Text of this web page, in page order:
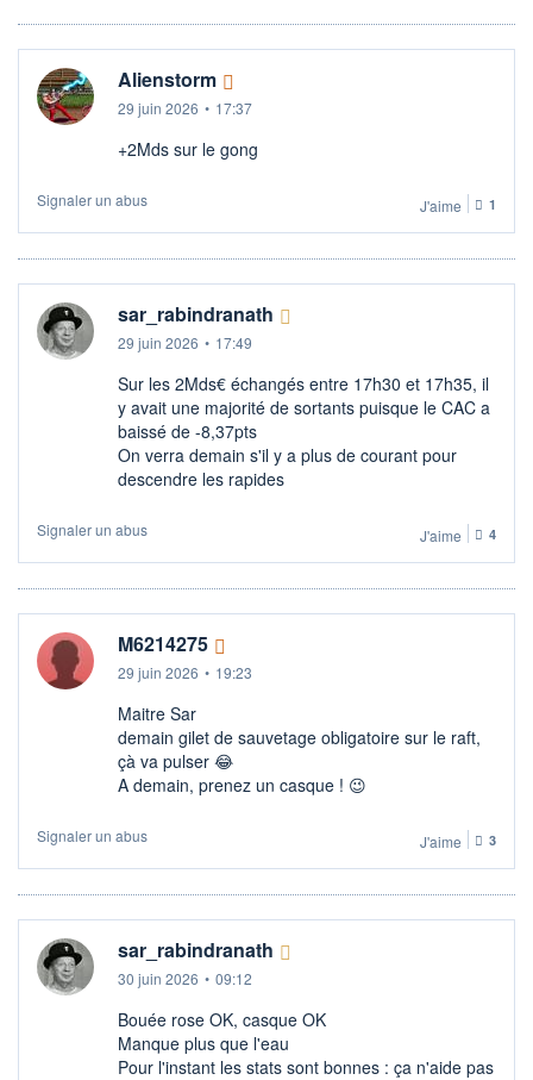
Alienstorm
29 juin 2026 • 17:37
+2Mds sur le gong
Signaler un abus J'aime 1
sar_rabindranath
29 juin 2026 • 17:49
Sur les 2Mds€ échangés entre 17h30 et 17h35, il
y avait une majorité de sortants puisque le CAC a
baissé de -8,37pts
On verra demain s'il y a plus de courant pour
descendre les rapides
Signaler un abus J'aime 4
M6214275
29 juin 2026 • 19:23
Maitre Sar
demain gilet de sauvetage obligatoire sur le raft,
çà va pulser 😂​
A demain, prenez un casque ! 😉
Signaler un abus J'aime 3
sar_rabindranath
30 juin 2026 • 09:12
Bouée rose OK, casque OK
Manque plus que l'eau
Pour l'instant les stats sont bonnes : ça n'aide pas